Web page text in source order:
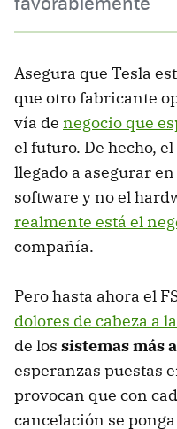
Asegura que Tesla
que otro fabricante
vía de negocio que
el futuro. De hecho,
llegado a asegurar
software y no el
realmente está el
compañía.
Pero hasta ahora el
dolores de cabeza a
de los sistemas más
esperanzas puestas
provocan que con
cancelación se